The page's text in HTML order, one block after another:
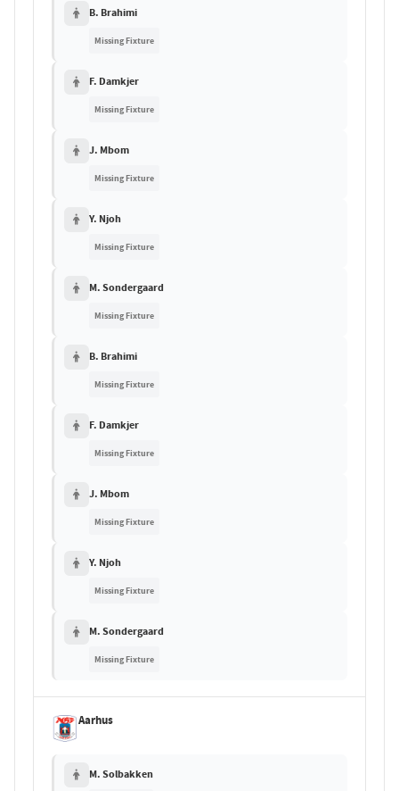
B. Brahimi
Missing Fixture
F. Damkjer
Missing Fixture
J. Mbom
Missing Fixture
Y. Njoh
Missing Fixture
M. Sondergaard
Missing Fixture
B. Brahimi
Missing Fixture
F. Damkjer
Missing Fixture
J. Mbom
Missing Fixture
Y. Njoh
Missing Fixture
M. Sondergaard
Missing Fixture
Aarhus
M. Solbakken